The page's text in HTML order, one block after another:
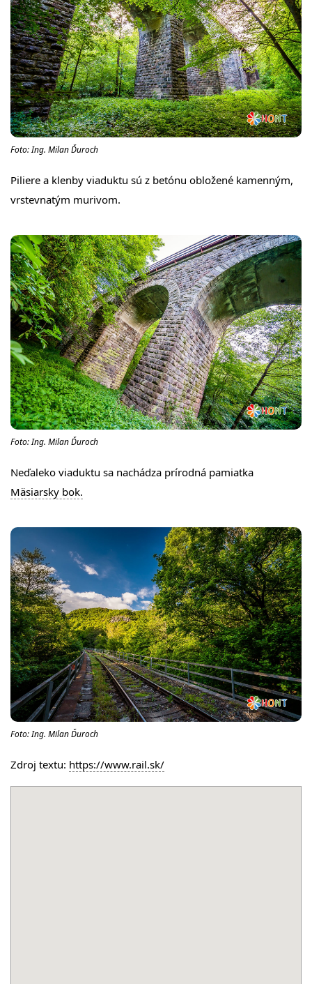
Foto: Ing. Milan Ďuroch
Piliere a klenby viaduktu sú z betónu obložené kamenným,
vrstevnatým murivom.
Foto: Ing. Milan Ďuroch
Neďaleko viaduktu sa nachádza prírodná pamiatka
Mäsiarsky bok.
Foto: Ing. Milan Ďuroch
Zdroj textu: https://www.rail.sk/